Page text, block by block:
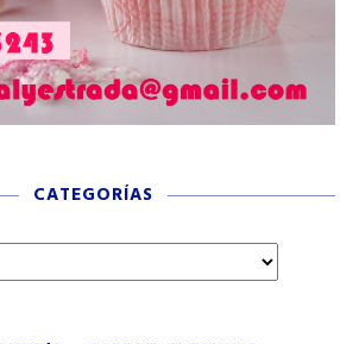
CATEGORÍAS